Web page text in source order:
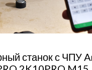
станок с ЧПУ